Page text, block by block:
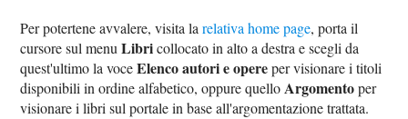
Per potertene avvalere, visita larelativa home page, porta il
cursore sul menuLibricollocato in alto a destra e scegli da
quest'ultimo la voceElenco autori e opereper visionare i titoli
disponibili in ordine alfabetico, oppure quelloArgomentoper
visionare i libri sul portale in base all'argomentazione trattata.